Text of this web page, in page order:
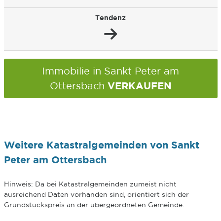
Tendenz
Immobilie in Sankt Peter am
Ottersbach VERKAUFEN
Weitere Katastralgemeinden von Sankt
Peter am Ottersbach
Hinweis: Da bei Katastralgemeinden zumeist nicht
ausreichend Daten vorhanden sind, orientiert sich der
Grundstückspreis an der übergeordneten Gemeinde.